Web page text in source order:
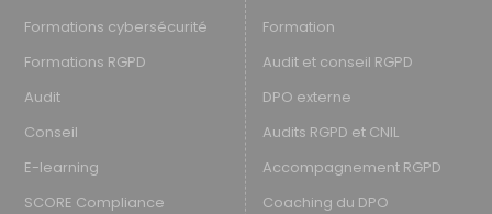
Formations cybersécurité
Formations RGPD
Audit
Conseil
E-learning
SCORE Compliance
Formation
Audit et conseil RGPD
DPO externe
Audits RGPD et CNIL
Accompagnement RGPD
Coaching du DPO